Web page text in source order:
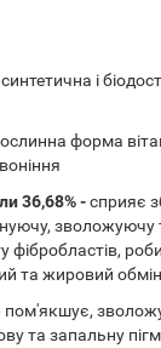
і
форма
36,68% -сприяє
зволожуючу
фібробластів,
та жировий
пом'якшує,
та запальну